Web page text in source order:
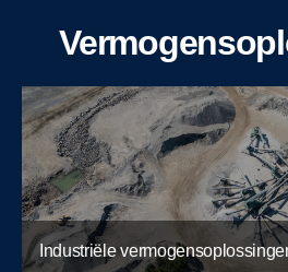
Industriële